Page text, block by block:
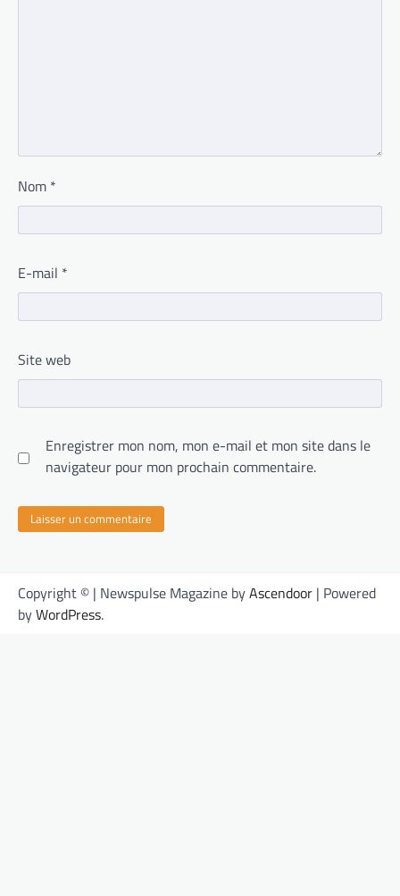
Nom *
E-mail *
Site web
Enregistrer mon nom, mon e-mail et mon site dans le
navigateur pour mon prochain commentaire.
Copyright © | Newspulse Magazine byAscendoor | Powered
byWordPress.